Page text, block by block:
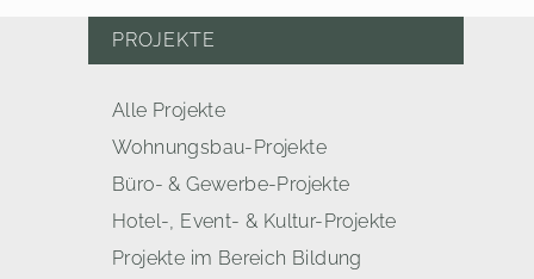
PROJEKTE
Alle Projekte
Wohnungsbau-Projekte
Büro- & Gewerbe-Projekte
Hotel-, Event- & Kultur-Projekte
Projekte im Bereich Bildung